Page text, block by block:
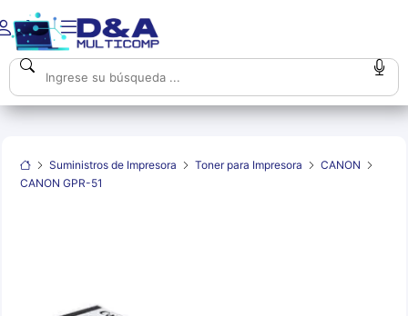
Suministros de Impresora Toner para Impresora
CANON
CANON GPR-51